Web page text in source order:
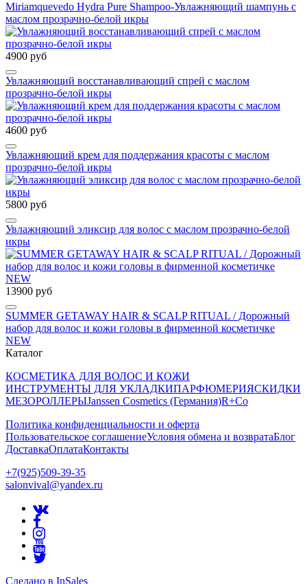
Miriamquevedo Hydra Pure Shampoo-Увлажняющий шампунь с
маслом прозрачно-белой икры
4900 руб
Увлажняющий восстанавливающий спрей с маслом
прозрачно-белой икры
4600 руб
Увлажняющий крем для поддержания красоты с маслом
прозрачно-белой икры
5800 руб
Увлажняющий эликсир для волос с маслом прозрачно-белой
икры
13900 руб
SUMMER GETAWAY HAIR & SCALP RITUAL / Дорожный
набор для волос и кожи головы в фирменной косметичке
NEW
Каталог
КОСМЕТИКА ДЛЯ ВОЛОС И КОЖИ
ИНСТРУМЕНТЫ ДЛЯ УКЛАДКИПАРФЮМЕРИЯСКИДКИ
МЕЗОРОЛЛЕРЫJanssen Cosmetics (Германия)R+Co
Политика конфиденциальности и оферта
Пользовательское соглашениеУсловия обмена и возвратаБлог
ДоставкаОплатаКонтакты
+7(925)509-39-35
salonvival@yandex.ru
Сделано в InSales